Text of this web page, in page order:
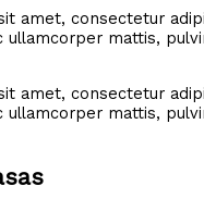
amet, consectetur
mattis,
amet, consectetur
mattis,